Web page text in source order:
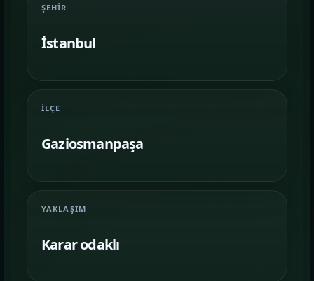
05
İletişim
planını netleştirelim.
ŞEHIR
İstanbul
İLÇE
Gaziosmanpaşa
YAKLAŞIM
Karar odaklı